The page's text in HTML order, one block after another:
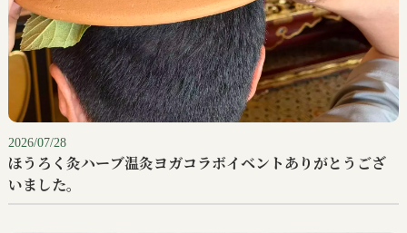
2026/07/28
ほうろく灸ハーブ温灸ヨガコラボイベントありがとうござ
いました。